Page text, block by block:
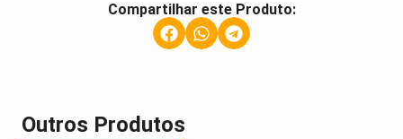
Compartilhar este Produto:
Outros Produtos